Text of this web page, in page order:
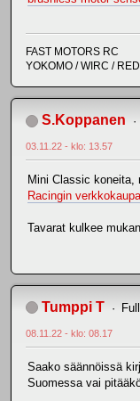
FAST MOTORS RC
YOKOMO / WIRC /
S.Koppanen
03.11.22 - klo: 13.57
Mini Classic koneita,
Racingin
Tavarat kulkee
Tumppi T
08.11.22 - klo: 08.17
Saako säännöissä
Suomessa vai